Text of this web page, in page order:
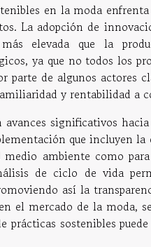
en la moda
La adopción de
elevada que la
ya que no todos los
parte de algunos actores
y rentabilidad a
avances significativos
que incluyen la
ambiente como
de ciclo de vida
así la
el mercado de la moda,
prácticas sostenibles